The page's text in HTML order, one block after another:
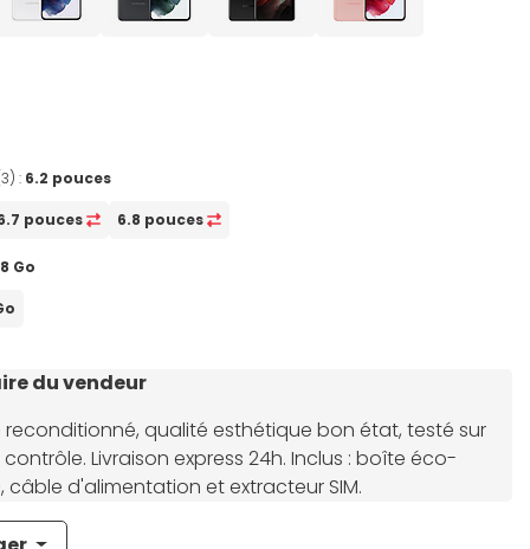
: 6.2 pouces
pouces 6.8 pouces
Go
du vendeur
reconditionné, qualité esthétique bon état, testé sur
Livraison express 24h. Inclus : boîte éco-
câble d'alimentation et extracteur SIM.